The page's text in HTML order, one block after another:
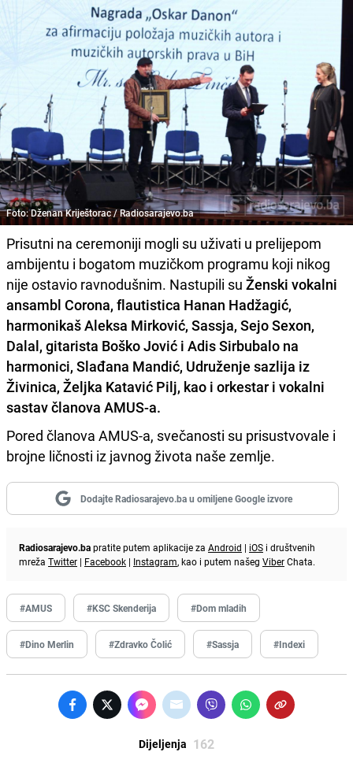
Foto: Dženan Kriještorac / Radiosarajevo.ba
Prisutni na ceremoniji mogli su uživati u prelijepom
ambijentu i bogatom muzičkom programu koji nikog
nije ostavio ravnodušnim. Nastupili su Ženski vokalni
ansambl Corona, flautistica Hanan Hadžagić,
harmonikaš Aleksa Mirković, Sassja, Sejo Sexon,
Dalal, gitarista Boško Jović i Adis Sirbubalo na
harmonici, Slađana Mandić, Udruženje sazlija iz
Živinica, Željka Katavić Pilj, kao i orkestar i vokalni
sastav članova AMUS-a.
Pored članova AMUS-a, svečanosti su prisustvovale i
brojne ličnosti iz javnog života naše zemlje.
Dodajte Radiosarajevo.ba u omiljene Google izvore
Radiosarajevo.bapratite putem aplikacije za Android | iOS i društvenih
mreža Twitter | Facebook | Instagram, kao i putem našeg ViberChata.
#AMUS #KSC Skenderija #Dom mladih
#Dino Merlin #Zdravko Čolić #Sassja #Indexi
Dijeljenja 162